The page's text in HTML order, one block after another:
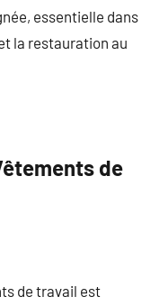
essentielle dans
la restauration au
de
de travail est